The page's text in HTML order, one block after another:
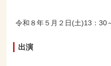
令和８年５月２日(土)13：30
出演